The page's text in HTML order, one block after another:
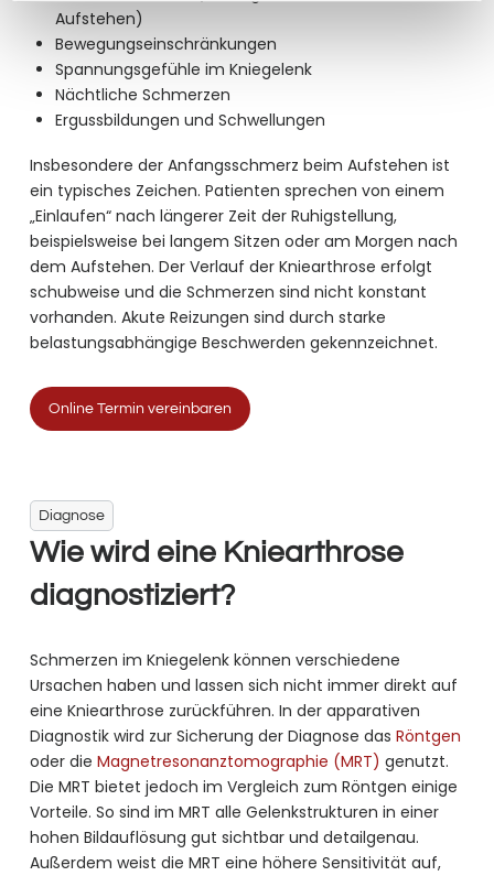
Aufstehen)
Bewegungseinschränkungen
Spannungsgefühle im Kniegelenk
Nächtliche Schmerzen
Ergussbildungen und Schwellungen
Insbesondere der Anfangsschmerz beim Aufstehen ist
ein typisches Zeichen. Patienten sprechen von einem
„Einlaufen“ nach längerer Zeit der Ruhigstellung,
beispielsweise bei langem Sitzen oder am Morgen nach
dem Aufstehen. Der Verlauf der Kniearthrose erfolgt
schubweise und die Schmerzen sind nicht konstant
vorhanden. Akute Reizungen sind durch starke
belastungsabhängige Beschwerden gekennzeichnet.
Online Termin vereinbaren
Diagnose
Wie wird eine Kniearthrose
diagnostiziert?
Schmerzen im Kniegelenk können verschiedene
Ursachen haben und lassen sich nicht immer direkt auf
eine Kniearthrose zurückführen. In der apparativen
Diagnostik wird zur Sicherung der Diagnose das Röntgen
oder die Magnetresonanztomographie (MRT) genutzt.
Die MRT bietet jedoch im Vergleich zum Röntgen einige
Vorteile. So sind im MRT alle Gelenkstrukturen in einer
hohen Bildauflösung gut sichtbar und detailgenau.
Außerdem weist die MRT eine höhere Sensitivität auf,